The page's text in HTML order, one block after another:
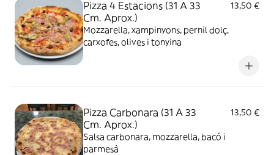
Pizza 4 Estacions (31 A 33
Cm. Aprox.)
13,50 €
Mozzarella, xampinyons, pernil dolç,
carxofes, olives i tonyina
Pizza Carbonara (31 A 33
Cm. Aprox.)
13,50 €
Salsa carbonara, mozzarella, bacó i
parmesà